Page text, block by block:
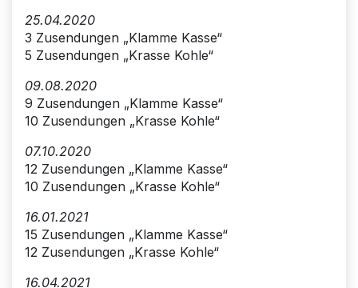
25.04.2020
3 Zusendungen „Klamme Kasse“
5 Zusendungen „Krasse Kohle“
09.08.2020
9 Zusendungen „Klamme Kasse“
10 Zusendungen „Krasse Kohle“
07.10.2020
12 Zusendungen „Klamme Kasse“
10 Zusendungen „Krasse Kohle“
16.01.2021
15 Zusendungen „Klamme Kasse“
12 Zusendungen „Krasse Kohle“
16.04.2021